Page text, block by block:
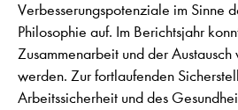
Verbesserungspotenziale im Sinne
Philosophie auf. Im Berichtsjahr
Zusammenarbeit und der
werden. Zur fortlaufenden
Arbeitssicherheit und des